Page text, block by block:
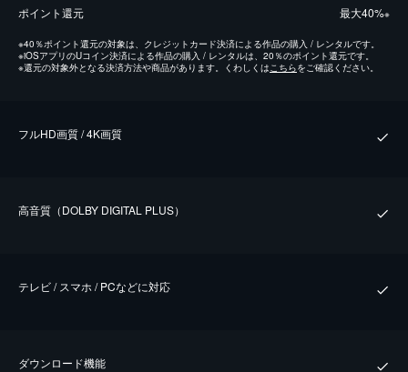
ポイント還元 最⼤40%※
※40％ポイント還元の対象は、クレジットカード決済による作品の購入 / レンタルです。
※iOSアプリのUコイン決済による作品の購入 / レンタルは、20％のポイント還元です。
※還元の対象外となる決済方法や商品があります。くわしくはこちらをご確認ください。
フルHD画質 / 4K画質
⾼⾳質（DOLBY DIGITAL PLUS）
テレビ / スマホ / PCなどに対応
ダウンロード機能